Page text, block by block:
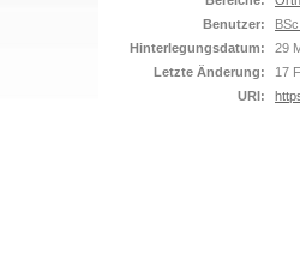
Benutzer:
Hinterlegungsdatum:
29
Letzte Änderung:
17
URI: